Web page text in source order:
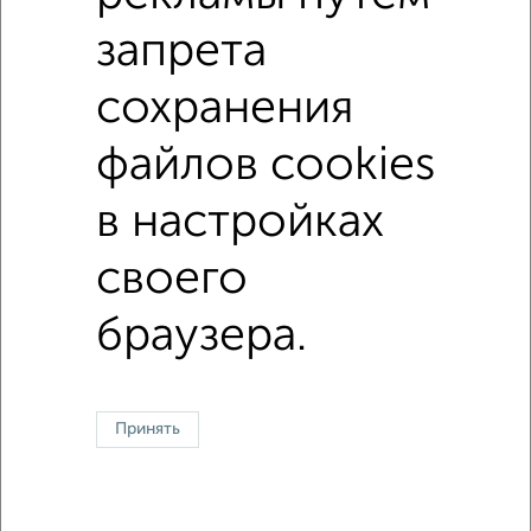
Цена до 4 500 000 руб.
↑ НАВЕРХ К МЕНЮ
Трехкомнатные
Квартиры студии
От застройщика Без посредников
Контакты
Политика конфиденциальности
Пользовательское соглашение
Орёл, улица Комсомольская 66
Застройщики
запрета
сохранения
файлов cookies
в настройках
своего
браузера.
Принять